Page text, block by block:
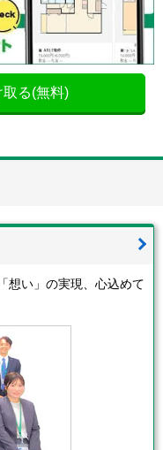
る(無料)
想い」の実現、心込めて